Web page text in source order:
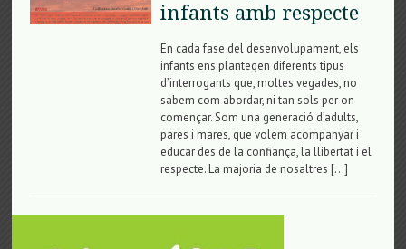
infants amb respecte
En cada fase del desenvolupament, els
infants ens plantegen diferents tipus
d’interrogants que, moltes vegades, no
sabem com abordar, ni tan sols per on
començar. Som una generació d’adults,
pares i mares, que volem acompanyar i
educar des de la confiança, la llibertat i el
respecte. La majoria de nosaltres […]